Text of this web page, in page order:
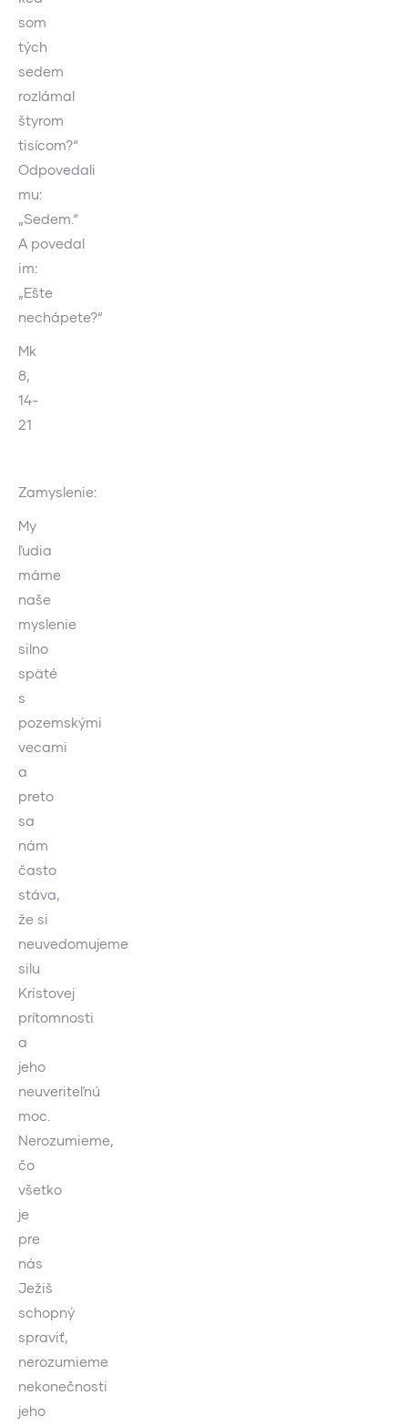
som
tých
sedem
rozlámal
štyrom
tisícom?“
Odpovedali
mu:
„Sedem.“
A povedal
im:
„Ešte
nechápete?“
Mk
8,
14-
21
Zamyslenie:
My
ľudia
máme
naše
myslenie
silno
späté
s
pozemskými
vecami
a
preto
sa
nám
často
stáva,
že si
neuvedomujeme
silu
Kristovej
prítomnosti
a
jeho
neuveriteľnú
moc.
Nerozumieme,
čo
všetko
je
pre
nás
Ježiš
schopný
spraviť,
nerozumieme
nekonečnosti
jeho